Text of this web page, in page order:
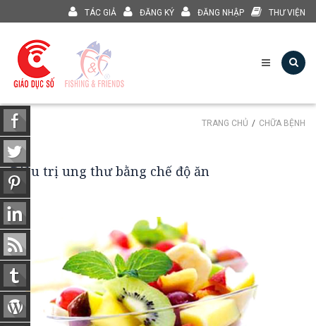
TÁC GIẢ ĐĂNG KÝ ĐĂNG NHẬP THƯ VIỆN
TRANG CHỦ CHỮA BỆNH
Điều trị ung thư bằng chế độ ăn